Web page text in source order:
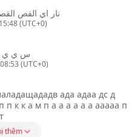
نار اي الفص
(UTC+0)
س ي ي
(UTC+0)
ада адаа дс д
п к к а м п а а а а а а ааааа п
thêm